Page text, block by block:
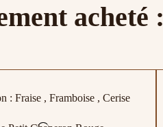
Pekoe Extra
acheté :
: Fraise , Framboise , Cerise